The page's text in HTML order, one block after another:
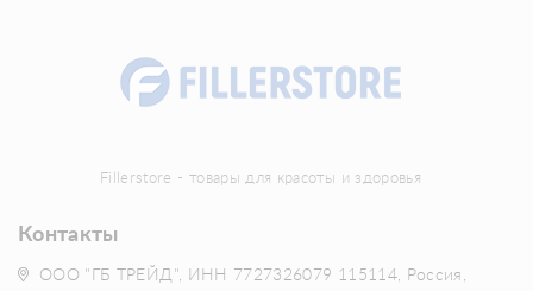
Fillerstore - товары для красоты и здоровья
Контакты
ООО "ГБ ТРЕЙД", ИНН 7727326079 115114, Россия,